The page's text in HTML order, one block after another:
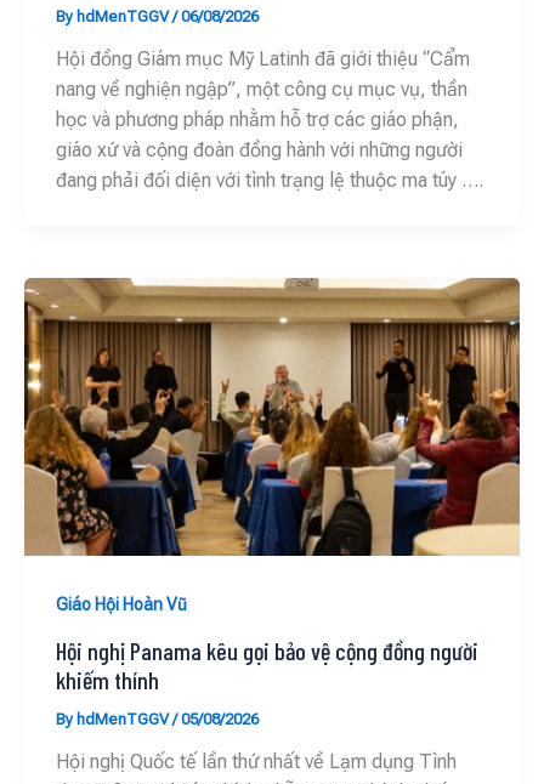
By hdMenTGGV/06/08/2026
Hội đồng Giám mục Mỹ Latinh đã giới thiệu “Cẩm
nang về nghiện ngập”, một công cụ mục vụ, thần
học và phương pháp nhằm hỗ trợ các giáo phận,
giáo xứ và cộng đoàn đồng hành với những người
đang phải đối diện với tình trạng lệ thuộc ma túy ….
Giáo Hội Hoàn Vũ
Hội nghị Panama kêu gọi bảo vệ cộng đồng người
khiếm thính
By hdMenTGGV/05/08/2026
Hội nghị Quốc tế lần thứ nhất về Lạm dụng Tình